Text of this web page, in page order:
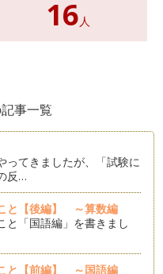
16 人
事一覧
ってきましたが、「試験に
反…
と【後編】 ～算数編
と「国語編」を書きまし
と【前編】 ～国語編